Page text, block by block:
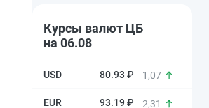
Курсы валют ЦБ
на 06.08
80.93 ₽ 1,07
93.19 ₽ 2,31